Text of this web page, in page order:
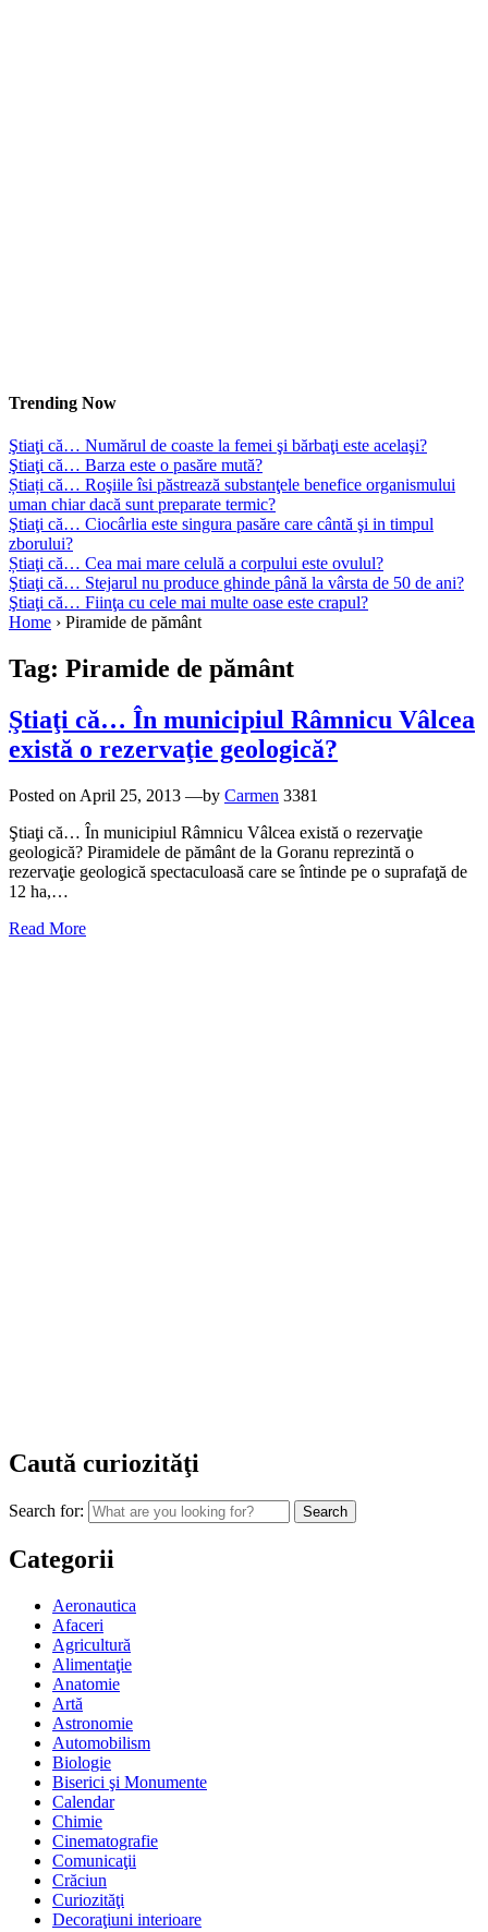
Trending Now
Ştiaţi că… Numărul de coaste la femei şi bărbaţi este acelaşi?
Ştiaţi că… Barza este o pasăre mută?
Știați că… Roşiile îsi păstrează substanţele benefice organismului
uman chiar dacă sunt preparate termic?
Ştiaţi că… Ciocârlia este singura pasăre care cântă şi in timpul
zborului?
Știaţi că… Cea mai mare celulă a corpului este ovulul?
Ştiaţi că… Stejarul nu produce ghinde până la vârsta de 50 de ani?
Ştiaţi că… Fiinţa cu cele mai multe oase este crapul?
Home › Piramide de pământ
Tag: Piramide de pământ
Ştiaţi că… În municipiul Râmnicu Vâlcea
există o rezervaţie geologică?
Posted on April 25, 2013 —by Carmen 3381
Ştiaţi că… În municipiul Râmnicu Vâlcea există o rezervaţie
geologică? Piramidele de pământ de la Goranu reprezintă o
rezervaţie geologică spectaculoasă care se întinde pe o suprafaţă de
12 ha,…
Read More
Caută curiozităţi
Search for:
Categorii
Aeronautica
Afaceri
Agricultură
Alimentaţie
Anatomie
Artă
Astronomie
Automobilism
Biologie
Biserici şi Monumente
Calendar
Chimie
Cinematografie
Comunicaţii
Crăciun
Curiozităţi
Decoraţiuni interioare